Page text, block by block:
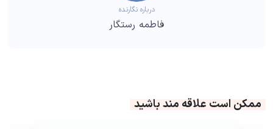
درباره نگارنده
فاطمه رستگار
ممکن است علاقه مند باشید